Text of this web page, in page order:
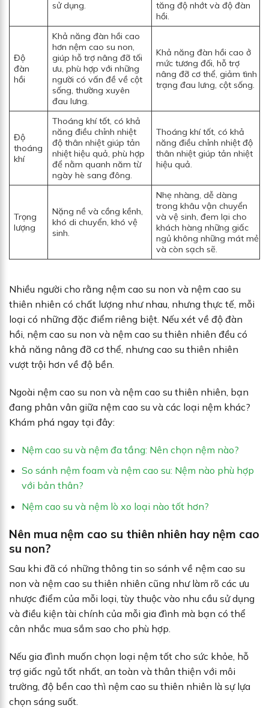
sử dụng.
tăng độ nhớt và độ đàn
hồi.
Độ
đàn
hồi
Khả năng đàn hồi cao
hơn nệm cao su non,
giúp hỗ trợ nâng đỡ tối
ưu, phù hợp với những
người có vấn đề về cột
sống, thường xuyên
đau lưng.
Khả năng đàn hồi cao ở
mức tương đối, hỗ trợ
nâng đỡ cơ thể, giảm tình
trạng đau lưng, cột sống.
Độ
thoáng
khí
Thoáng khí tốt, có khả
năng điều chỉnh nhiệt
độ thân nhiệt giúp tản
nhiệt hiệu quả, phù hợp
để nằm quanh năm từ
ngày hè sang đông.
Thoáng khí tốt, có khả
năng điều chỉnh nhiệt độ
thân nhiệt giúp tản nhiệt
hiệu quả.
Trọng
lượng
Nặng nề và cồng kềnh,
khó di chuyển, khó vệ
sinh.
Nhẹ nhàng, dễ dàng
trong khâu vận chuyển
và vệ sinh, đem lại cho
khách hàng những giấc
ngủ không những mát mẻ
và còn sạch sẽ.
Nhiều người cho rằng nệm cao su non và nệm cao su
thiên nhiên có chất lượng như nhau, nhưng thực tế, mỗi
loại có những đặc điểm riêng biệt. Nếu xét về độ đàn
hồi, nệm cao su non và nệm cao su thiên nhiên đều có
khả năng nâng đỡ cơ thể, nhưng cao su thiên nhiên
vượt trội hơn về độ bền.
Ngoài nệm cao su non và nệm cao su thiên nhiên, bạn
đang phân vân giữa nệm cao su và các loại nệm khác?
Khám phá ngay tại đây:
Nệm cao su và nệm đa tầng: Nên chọn nệm nào?
So sánh nệm foam và nệm cao su: Nệm nào phù hợp
với bản thân?
Nệm cao su và nệm lò xo loại nào tốt hơn?
Nên mua nệm cao su thiên nhiên hay nệm cao
su non?
Sau khi đã có những thông tin so sánh về nệm cao su
non và nệm cao su thiên nhiên cũng như làm rõ các ưu
nhược điểm của mỗi loại, tùy thuộc vào nhu cầu sử dụng
và điều kiện tài chính của mỗi gia đình mà bạn có thể
cân nhắc mua sắm sao cho phù hợp.
Nếu gia đình muốn chọn loại nệm tốt cho sức khỏe, hỗ
trợ giấc ngủ tốt nhất, an toàn và thân thiện với môi
trường, độ bền cao thì nệm cao su thiên nhiên là sự lựa
chọn sáng suốt.